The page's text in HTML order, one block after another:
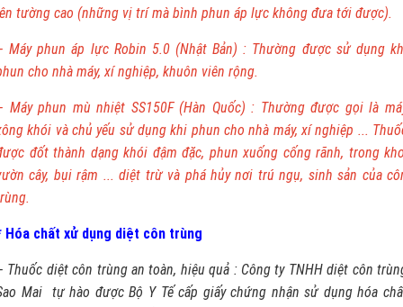
tường cao (những vị trí mà bình phun áp lực không đưa tới được).
Máy phun áp lực Robin 5.0 (Nhật Bản) : Thường được sử dụng
cho nhà máy, xí nghiệp, khuôn viên rộng.
Máy phun mù nhiệt SS150F (Hàn Quốc) : Thường được gọi là
khói và chủ yếu sử dụng khi phun cho nhà máy, xí nghiệp ...
đốt thành dạng khói đậm đặc, phun xuống cống rãnh, trong
cây, bụi rậm ... diệt trừ và phá hủy nơi trú ngụ, sinh sản của
Hóa chất xử dụng diệt côn trùng
Thuốc diệt côn trùng an toàn, hiệu quả : Công ty TNHH diệt côn
Mai tự hào được Bộ Y Tế cấp giấy chứng nhận sử dụng hóa